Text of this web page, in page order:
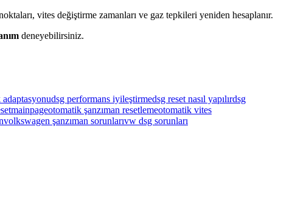
vites değiştirme zamanları ve gaz tepkileri yeniden hesaplanır.
deneyebilirsiniz.
dsg performans iyileştirmedsg reset nasıl yapılırdsg
mainpageotomatik şanzıman resetlemeotomatik vites
volkswagen şanzıman sorunlarıvw dsg sorunları